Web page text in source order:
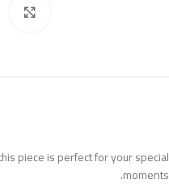
piece is perfect for your special
moments.